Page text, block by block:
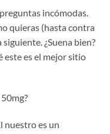
incómodas.
quieras (hasta contra
¿Suena bien?
este es el mejor sitio
nuestro es un